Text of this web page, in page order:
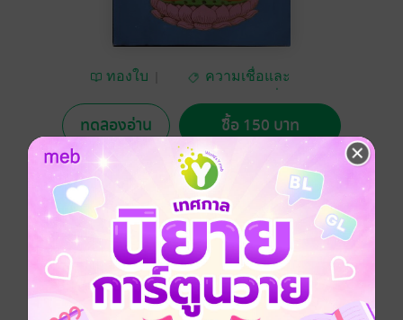
ทองใบ
ความเชื่อและ
ทดลองอ่าน ซื้อ 150 บาท
No Rating
อยากได้ ซื้อเป็นของขวัญ ติดตาม